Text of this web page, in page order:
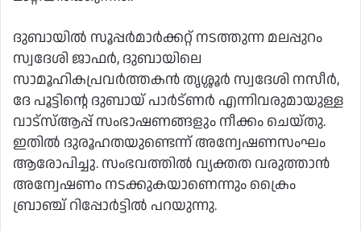
ദുബായില്‍ സൂപ്പര്‍മാര്‍ക്കറ്റ് നടത്തുന്ന മലപ്പുറം
സ്വദേശി ജാഫര്‍, ദുബായിലെ
സാമൂഹികപ്രവര്‍ത്തകന്‍ തൃശ്ശൂര്‍ സ്വദേശി നസീര്‍,
ദേ പൂട്ടിന്റെ ദുബായ് പാര്‍ട്ണര്‍ എന്നിവരുമായുള്ള
വാട്‌സ്ആപ്പ് സംഭാഷണങ്ങളും നീക്കം ചെയ്തു.
ഇതില്‍ ദുരൂഹതയുണ്ടെന്ന് അന്വേഷണസംഘം
ആരോപിച്ചു. സംഭവത്തില്‍ വ്യക്തത വരുത്താന്‍
അന്വേഷണം നടക്കുകയാണെന്നും ക്രൈം
ബ്രാഞ്ച് റിപ്പോര്‍ട്ടില്‍ പറയുന്നു.